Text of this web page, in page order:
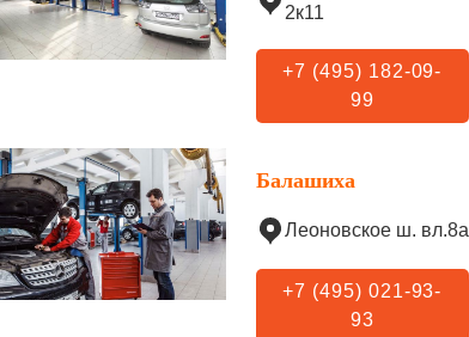
2к11
+7 (495) 182-09-
99
Балашиха
Леоновское ш. вл.8а
+7 (495) 021-93-
93